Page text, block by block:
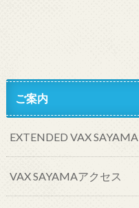
ご案内
EXTENDED VAX SAYAMA
VAX SAYAMAアクセス